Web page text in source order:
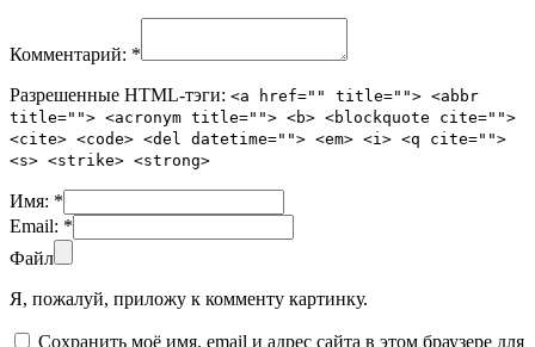
Комментарий: *
Разрешенные HTML-тэги: <a href="" title=""> <abbr
title=""> <acronym title=""> <b> <blockquote cite="">
<cite> <code> <del datetime=""> <em> <i> <q cite="">
<s> <strike> <strong>
Имя: *
Email: *
Файл
Я, пожалуй, приложу к комменту картинку.
Сохранить моё имя, email и адрес сайта в этом браузере для